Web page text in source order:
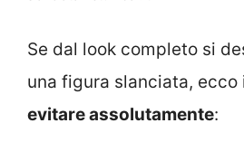
Se dal look completo si
una figura slanciata, ecco
evitare assolutamente: